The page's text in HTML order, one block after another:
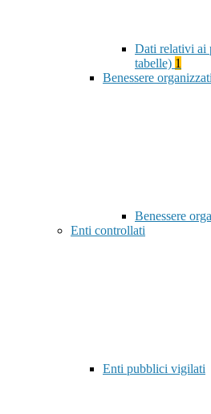
Dati relativi ai
tabelle) 1
Benessere
Benessere
Enti controllati
Enti pubblici vigilati